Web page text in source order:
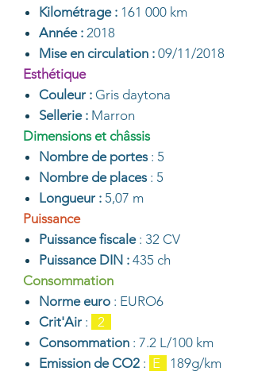
Kilométrage : 161 000 km
Année : 2018
Mise en circulation : 09/11/2018
Esthétique
Couleur : Gris daytona
Sellerie : Marron
Dimensions et châssis
Nombre de portes : 5
Nombre de places: 5
Longueur : 5,07 m
Puissance
Puissance fiscale : 32 CV
Puissance DIN : 435 ch
Consommation
Norme euro : EURO6
Crit'Air :
2
Consommation : 7.2 L/100 km
Emission de CO2 : E 189g/km